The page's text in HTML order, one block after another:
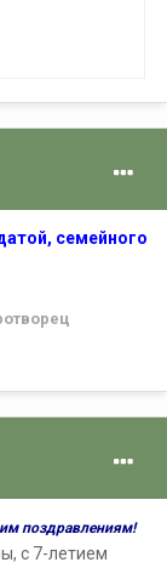
семейного
поздравлениям!
с 7-летием